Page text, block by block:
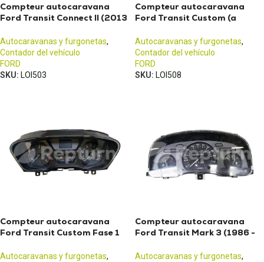
Compteur autocaravana
Ford Transit Connect II (2013
Autocaravanas y furgonetas,
Contador del vehículo
FORD
SKU: LOI503
Compteur autocaravana
Ford Transit Custom (a
Autocaravanas y furgonetas,
Contador del vehículo
FORD
SKU: LOI508
Compteur autocaravana
Ford Transit Custom Fase 1
Autocaravanas y furgonetas,
Compteur autocaravana
Ford Transit Mark 3 (1986 -
Autocaravanas y furgonetas,